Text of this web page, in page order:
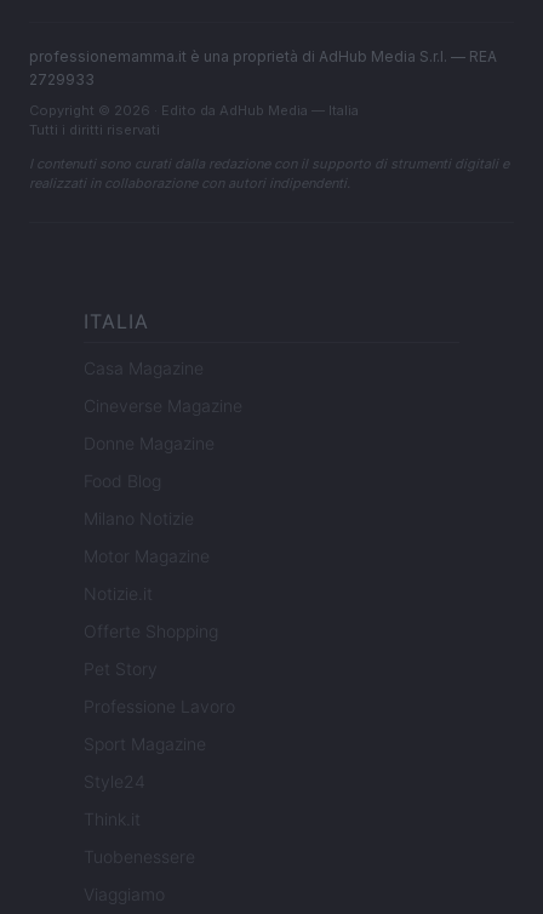
professionemamma.it è una proprietà di AdHub Media S.r.l. — REA
2729933
Copyright © 2026 · Edito da AdHub Media — Italia
Tutti i diritti riservati
I contenuti sono curati dalla redazione con il supporto di strumenti digitali e
realizzati in collaborazione con autori indipendenti.
ITALIA
Casa Magazine
Cineverse Magazine
Donne Magazine
Food Blog
Milano Notizie
Motor Magazine
Notizie.it
Offerte Shopping
Pet Story
Professione Lavoro
Sport Magazine
Style24
Think.it
Tuobenessere
Viaggiamo